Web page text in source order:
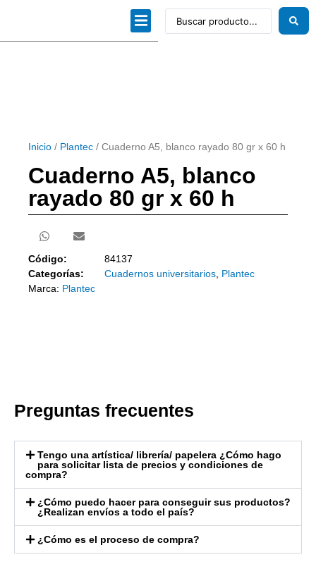
Inicio / Plantec / Cuaderno A5, blanco rayado 80 gr x 60 h
Cuaderno A5, blanco
rayado 80 gr x 60 h
Código:
84137
Categorías:
Cuadernos universitarios Plantec
Marca: Plantec
Preguntas frecuentes
Tengo una artística/ librería/ papelera ¿Cómo hago
para solicitar lista de precios y condiciones de
compra?
¿Cómo puedo hacer para conseguir sus productos?
¿Realizan envíos a todo el país?
¿Cómo es el proceso de compra?